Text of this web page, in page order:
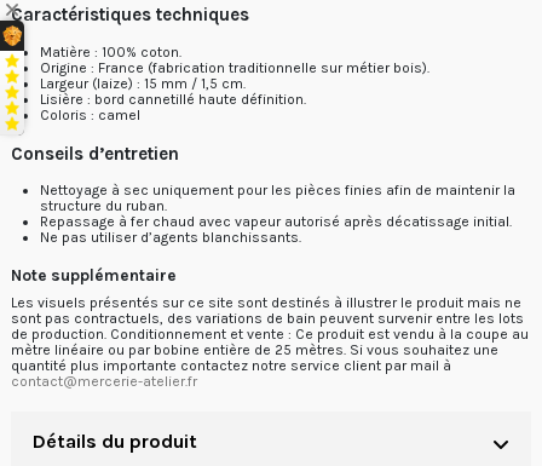
Caractéristiques techniques
Matière : 100% coton.
Origine : France (fabrication traditionnelle sur métier bois).
Largeur (laize) : 15 mm / 1,5 cm.
Lisière : bord cannetillé haute définition.
Coloris : camel
Conseils d’entretien
Nettoyage à sec uniquement pour les pièces finies afin de maintenir la
structure du ruban.
Repassage à fer chaud avec vapeur autorisé après décatissage initial.
Ne pas utiliser d’agents blanchissants.
Note supplémentaire
Les visuels présentés sur ce site sont destinés à illustrer le produit mais ne
sont pas contractuels, des variations de bain peuvent survenir entre les lots
de production. Conditionnement et vente : Ce produit est vendu à la coupe au
mètre linéaire ou par bobine entière de 25 mètres. Si vous souhaitez une
quantité plus importante contactez notre service client par mail à
contact@mercerie-atelier.fr
Détails du produit